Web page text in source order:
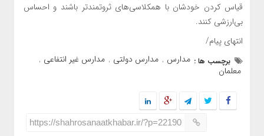
قیاس کردن خودشان با همکلاسی‌های ثروتمندتر باشند و احساس
بی‌ارزشی کنند.
انتهای پیام/
برچسب ها : مدارس , مدارس دولتی , مدارس غیر انتفاعی ,
معلمان
https://shahrosanaatkhabar.ir/?p=22190